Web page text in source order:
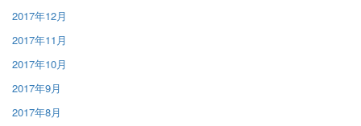
2017年12月
2017年11月
2017年10月
2017年9月
2017年8月